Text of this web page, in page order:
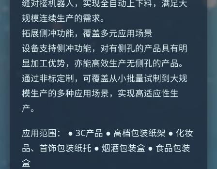
缝对接机器人，实现全自动上下料，满足大
规模连续生产的需求。
拓展侧冲功能，覆盖多元应用场景
设备支持侧冲功能，对有侧孔的产品具有明
显加工优势，亦能高效生产无侧孔的产品。
通过非标定制，可覆盖从小批量试制到大规
模生产的多种应用场景，实现高适应性生
产。
应用范围： ● 3C产品 ● 高档包装纸架 ● 化妆
品、首饰包装纸托 ● 烟酒包装盒 ● 食品包装
盒